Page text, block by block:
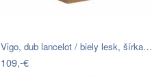
Vigo, dub lancelot / biely lesk, šírka…
109,-€